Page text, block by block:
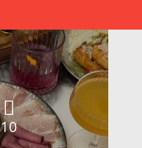
10